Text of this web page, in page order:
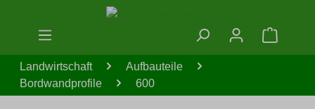
Zum Hauptinhalt springen
Landwirtschaft
Aufbauteile
Bordwandprofile
600